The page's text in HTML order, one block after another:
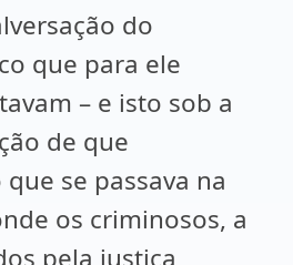
do
que para ele
– e isto sob a
de que
se passava na
os criminosos, a
pela justiça,